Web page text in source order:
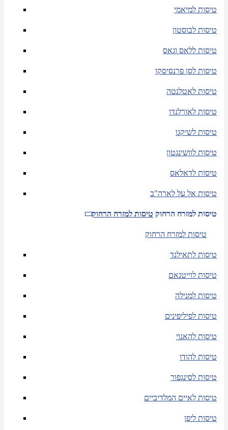
טיסות למיאמי
טיסות לבוסטון
טיסות ללאס וגאס
טיסות לסן פרנסיסקו
טיסות לאטלנטה
טיסות לאורלנדו
טיסות לשיקגו
טיסות לוושינגטון
טיסות לדאלאס
טיסות אל על לארה"ב
טיסות למזרח הרחוק טיסות למזרח הרחוק
טיסות למזרח הרחוק
טיסות לתאילנד
טיסות לוייטנאם
טיסות למנילה
טיסות לפיליפינים
טיסות להאנוי
טיסות להודו
טיסות לסינגפור
טיסות לאיים המלדיביים
טיסות ליפן